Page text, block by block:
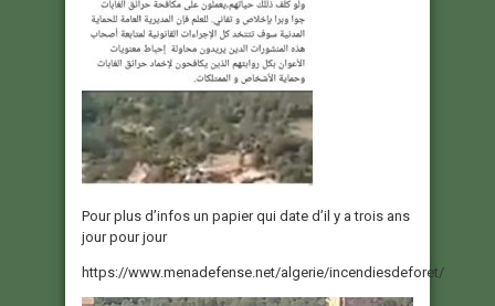
Pour plus d’infos un papier qui date d’il y a trois ans
jour pour jour
https://www.menadefense.net/algerie/incendiesdeforet/